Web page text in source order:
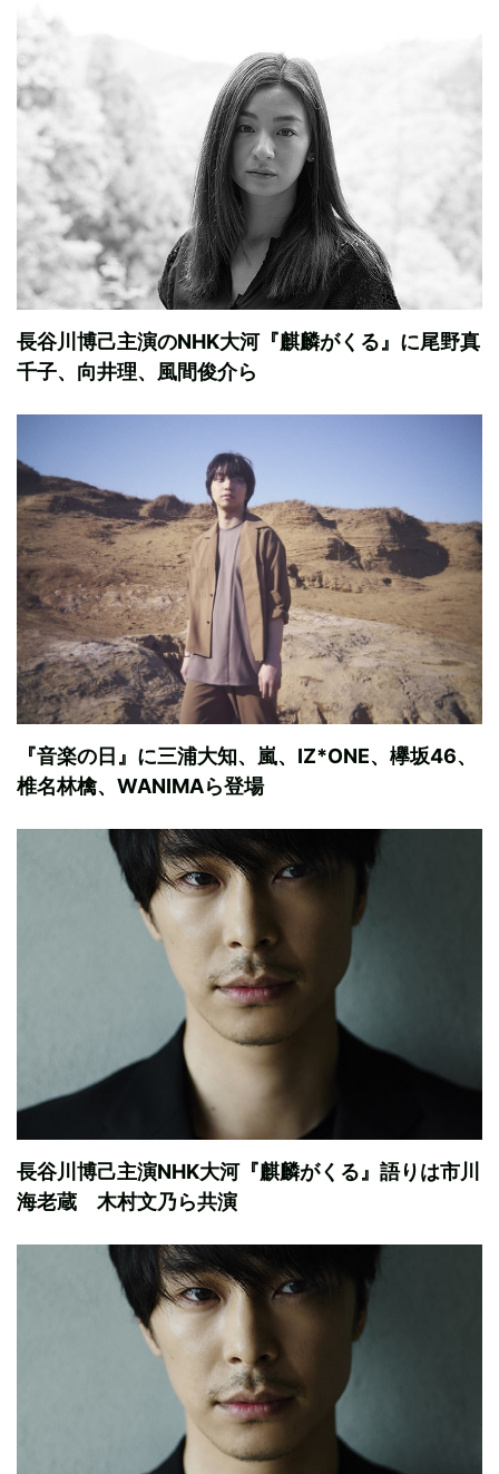
長谷川博己主演のNHK大河『麒麟がくる』に尾野真
千子、向井理、風間俊介ら
『音楽の日』に三浦大知、嵐、IZ*ONE、欅坂46、
椎名林檎、WANIMAら登場
長谷川博己主演NHK大河『麒麟がくる』語りは市川
海老蔵 木村文乃ら共演